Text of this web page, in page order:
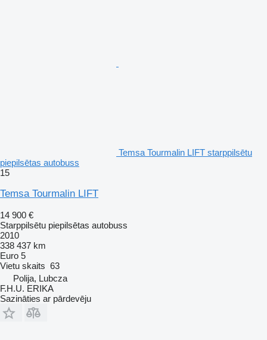
Temsa Tourmalin LIFT starppilsētu
piepilsētas autobuss
15
Temsa Tourmalin LIFT
14 900 €
Starppilsētu piepilsētas autobuss
2010
338 437 km
Euro 5
Vietu skaits 63
Polija, Lubcza
F.H.U. ERIKA
Sazināties ar pārdevēju